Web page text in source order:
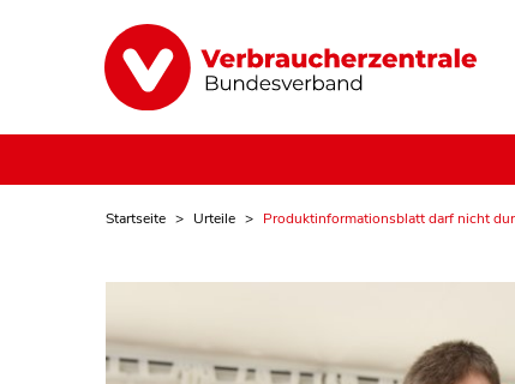
Startseite Urteile Produktinformationsblatt darf nicht